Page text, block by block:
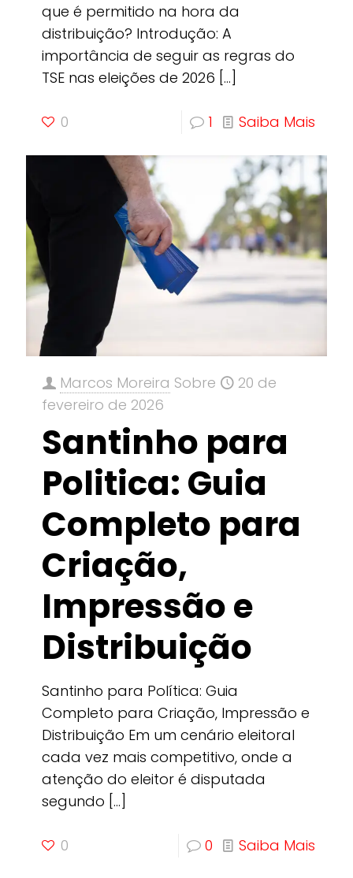
que é permitido na hora da
distribuição? Introdução: A
importância de seguir as regras do
TSE nas eleições de 2026 […]
0 1 Saiba Mais
Marcos Moreira Sobre
20 de
fevereiro de 2026
Santinho para
Politica: Guia
Completo para
Criação,
Impressão e
Distribuição
Santinho para Política: Guia
Completo para Criação, Impressão e
Distribuição Em um cenário eleitoral
cada vez mais competitivo, onde a
atenção do eleitor é disputada
segundo […]
0 0 Saiba Mais